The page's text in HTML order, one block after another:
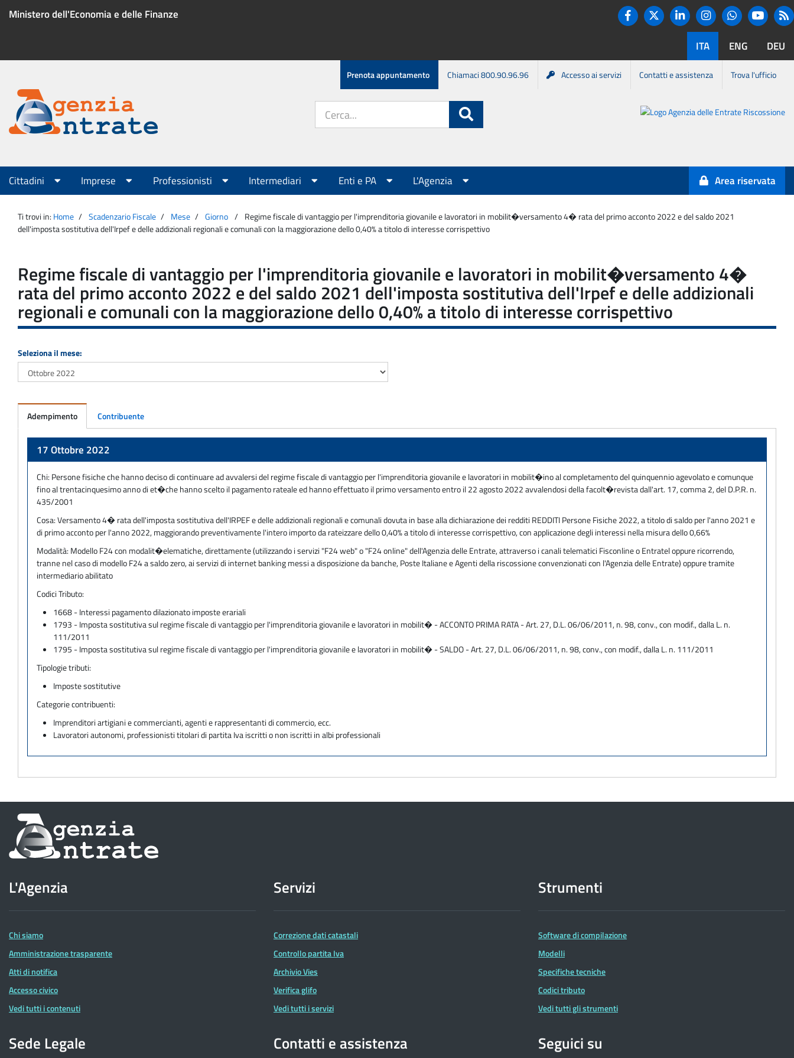
Ministero dell'Economia e delle Finanze
Twitter
LinkedinInstagram
ITA ENG DEU
Menu
servizio
Prenota appuntamento Chiamaci 800.90.96.96 Accesso ai servizi Contatti e assistenza Trova l'ufficio
Agenzia
Entrate
sito:
Agenzia
Entrate-
Riscossione
Menu
principale
Cittadini Imprese Professionisti Intermediari Enti e PA L'Agenzia Area riservata
Ti trovi in: Home Scadenzario Fiscale Mese Giorno
Regime fiscale di vantaggio per l'imprenditoria giovanile e lavoratori in mobilit�versamento 4� rata del primo acconto 2022 e del saldo 2021
dell'imposta sostitutiva dell'Irpef e delle addizionali regionali e comunali con la maggiorazione dello 0,40% a titolo di interesse corrispettivo
Regime fiscale di vantaggio per l'imprenditoria giovanile e lavoratori in mobilit�versamento 4�
rata del primo acconto 2022 e del saldo 2021 dell'imposta sostitutiva dell'Irpef e delle addizionali
regionali e comunali con la maggiorazione dello 0,40% a titolo di interesse corrispettivo
Seleziona il mese:
Adempimento Contribuente
17 Ottobre 2022
Chi: Persone fisiche che hanno deciso di continuare ad avvalersi del regime fiscale di vantaggio per l'imprenditoria giovanile e lavoratori in mobilit�ino al completamento del quinquennio agevolato e comunque
fino al trentacinquesimo anno di et�che hanno scelto il pagamento rateale ed hanno effettuato il primo versamento entro il 22 agosto 2022 avvalendosi della facolt�revista dall'art. 17, comma 2, del D.P.R. n.
435/2001
Cosa:Versamento 4� rata dell'imposta sostitutiva dell'IRPEF e delle addizionali regionali e comunali dovuta in base alla dichiarazione dei redditi REDDITI Persone Fisiche 2022, a titolo di saldo per l'anno 2021 e
di primo acconto per l'anno 2022, maggiorando preventivamente l'intero importo da rateizzare dello 0,40% a titolo di interesse corrispettivo, con applicazione degli interessi nella misura dello 0,66%
Modalità: Modello F24 con modalit�elematiche, direttamente (utilizzando i servizi "F24 web" o "F24 online" dell'Agenzia delle Entrate, attraverso i canali telematici Fisconline o Entratel oppure ricorrendo,
tranne nel caso di modello F24 a saldo zero, ai servizi di internet banking messi a disposizione da banche, Poste Italiane e Agenti della riscossione convenzionati con l'Agenzia delle Entrate) oppure tramite
intermediario abilitato
Codici Tributo:
1668 - Interessi pagamento dilazionato imposte erariali
1793 - Imposta sostitutiva sul regime fiscale di vantaggio per l'imprenditoria giovanile e lavoratori in mobilit� - ACCONTO PRIMA RATA - Art. 27, D.L. 06/06/2011, n. 98, conv., con modif., dalla L. n.
111/2011
1795 - Imposta sostitutiva sul regime fiscale di vantaggio per l'imprenditoria giovanile e lavoratori in mobilit� - SALDO - Art. 27, D.L. 06/06/2011, n. 98, conv., con modif., dalla L. n. 111/2011
Tipologie tributi:
Imposte sostitutive
Categorie contribuenti:
Imprenditori artigiani e commercianti, agenti e rappresentanti di commercio, ecc.
Lavoratori autonomi, professionisti titolari di partita Iva iscritti o non iscritti in albi professionali
Informazioni
sul
dell'Agenzia
delle
Entrate
L'Agenzia
Chi siamo
Amministrazione trasparente
Atti di notifica
Accesso civico
Vedi tutti i contenuti
Servizi
Correzione dati catastali
Controllo partita Iva
Archivio Vies
Verifica glifo
Vedi tutti i servizi
Strumenti
Software di compilazione
Modelli
Specifiche tecniche
Codici tributo
Vedi tutti gli strumenti
Sede Legale Contatti e assistenza Seguici su